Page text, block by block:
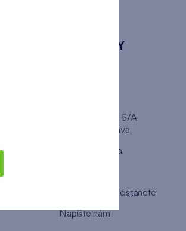
KONTAKTY
Trnavská cesta 6/A
821 08 Bratislava
Otváracia doba
Ako sa k nám dostanete
Napíšte nám